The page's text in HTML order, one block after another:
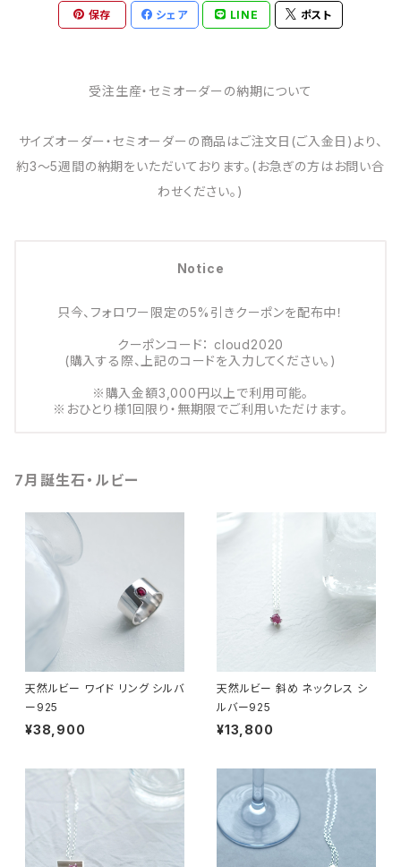
保存 シェア LINE ポスト
受注生産・セミオーダーの納期について
サイズオーダー・セミオーダーの商品はご注文日(ご入金日)より、
約3～5週間の納期をいただいております。(お急ぎの方はお問い合
わせください。)
Notice
只今、フォロワー限定の5%引きクーポンを配布中！
クーポンコード： cloud2020
(購入する際、上記のコードを入力してください。)
※購入金額3,000円以上で利用可能。
※おひとり様1回限り・無期限でご利用いただけます。
7月誕生石・ルビー
天然ルビー ワイド リング シルバ
ー925
¥38,900
天然ルビー 斜め ネックレス シ
ルバー925
¥13,800